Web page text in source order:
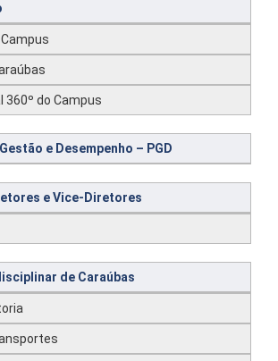
360º do Campus
e Desempenho – PGD
e Vice-Diretores
de Caraúbas